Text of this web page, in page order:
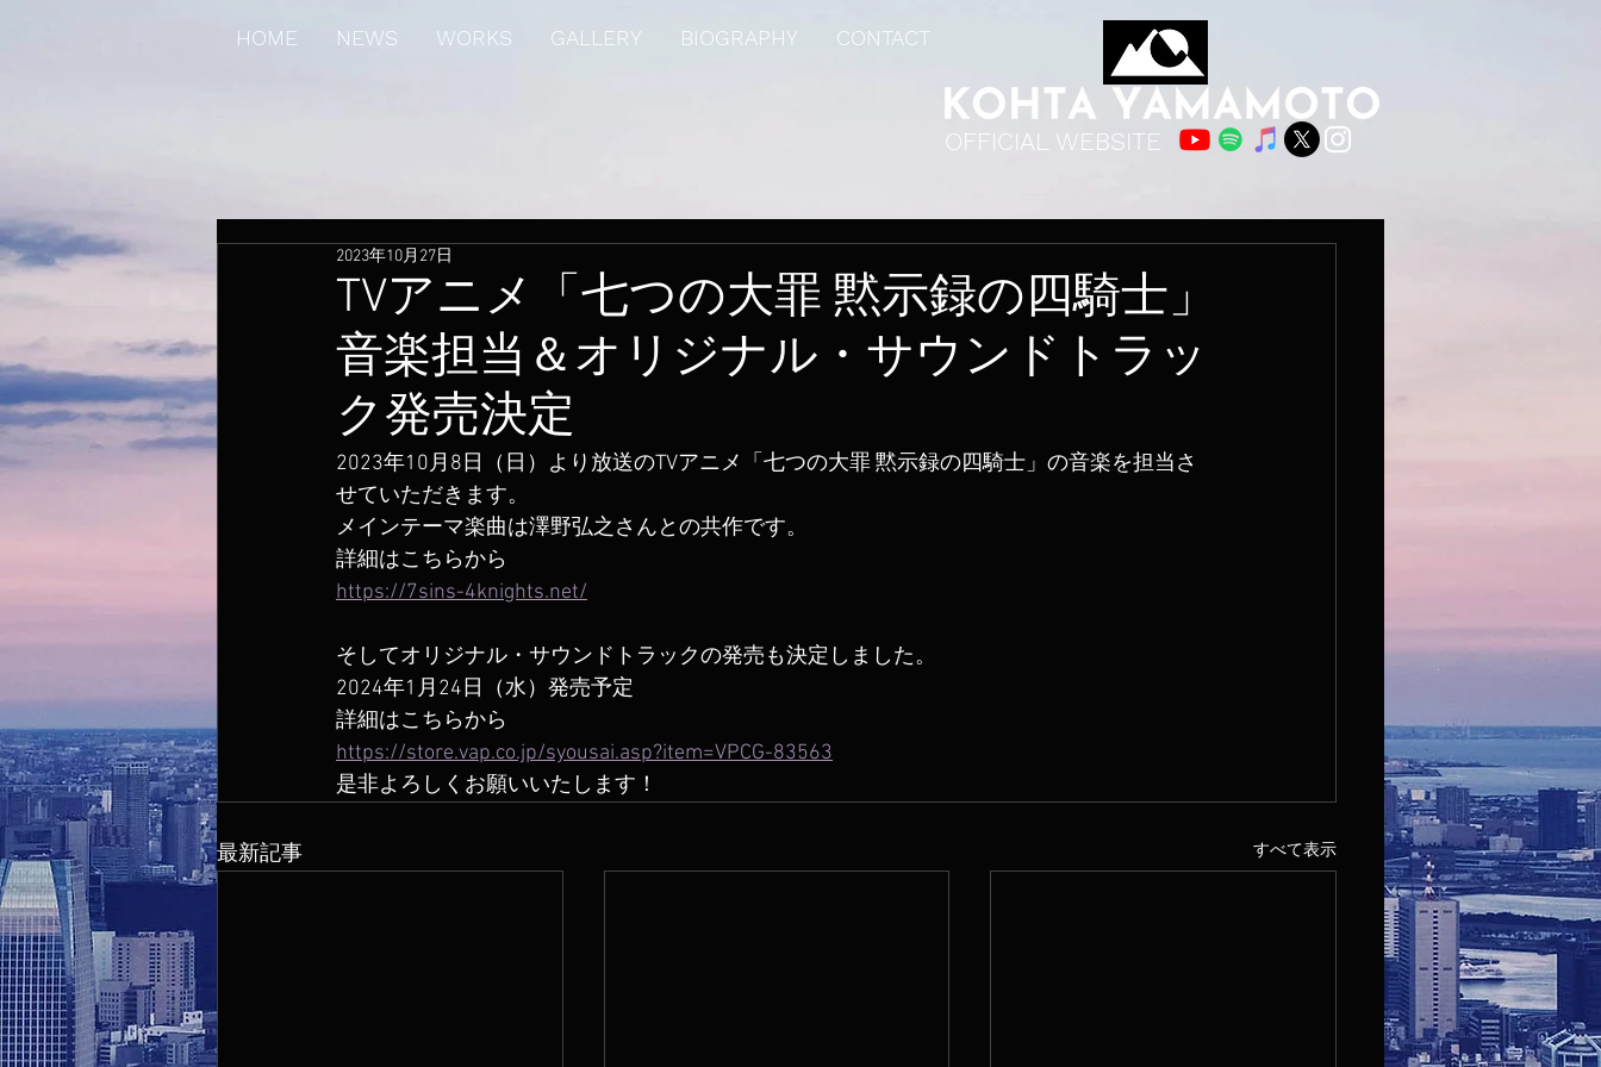
HOME NEWS WORKS GALLERY BIOGRAPHY CONTACT
OFFICIAL WEBSITE
TVアニメ「七つの大罪 黙示録の四騎士」
音楽担当＆オリジナル・サウンドトラッ
ク発売決定
2023年10月27日
2023年10月8日（日）より放送のTVアニメ「七つの大罪 黙示録の四騎士」の音楽を担当さ
せていただきます。
メインテーマ楽曲は澤野弘之さんとの共作です。
​詳細はこちらから
https://7sins-4knights.net/
そしてオリジナル・サウンドトラックの発売も決定しました。
2024年1月24日（水）発売予定
詳細はこちらから
https://store.vap.co.jp/syousai.asp?item=VPCG-83563
是非よろしくお願いいたします！
最新記事 すべて表示